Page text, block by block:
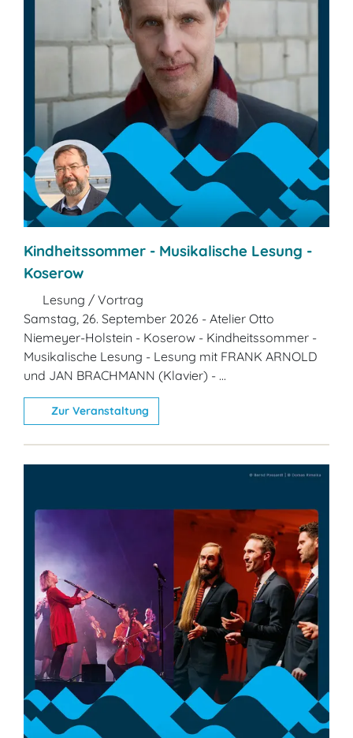
Kindheitssommer - Musikalische Lesung -
Koserow
Lesung / Vortrag
Samstag, 26. September 2026 - Atelier Otto
Niemeyer-Holstein - Koserow - Kindheitssommer -
Musikalische Lesung - Lesung mit FRANK ARNOLD
und JAN BRACHMANN (Klavier) - ...
Zur Veranstaltung